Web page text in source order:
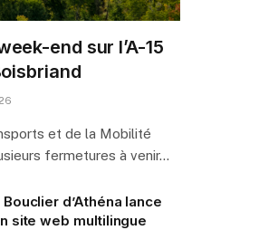
end sur l’A-15
et de la Mobilité
fermetures à venir…
Bouclier d’Athéna lance
site web multilingue